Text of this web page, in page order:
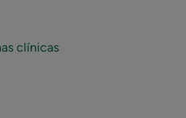
clínicas